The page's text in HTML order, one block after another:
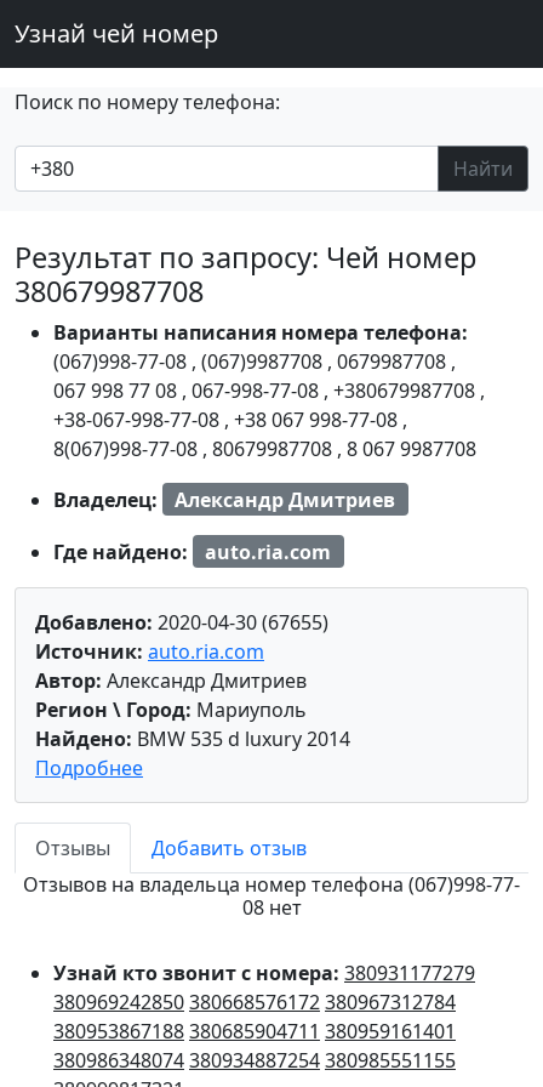
Узнай чей номер
Поиск по номеру телефона:
Найти
Результат по запросу: Чей номер
380679987708
Варианты написания номера телефона:
(067)998-77-08 , (067)9987708 , 0679987708 ,
067 998 77 08 , 067-998-77-08 , +380679987708 ,
+38-067-998-77-08 , +38 067 998-77-08 ,
8(067)998-77-08 , 80679987708 , 8 067 9987708
Владелец:
Александр Дмитриев
Где найдено:
auto.ria.com
Добавлено: 2020-04-30 (67655)
Источник: auto.ria.com
Автор: Александр Дмитриев
Регион \ Город: Мариуполь
Найдено: BMW 535 d luxury 2014
Подробнее
Отзывы
Добавить отзыв
Отзывов на владельца номер телефона (067)998-77-
08 нет
Узнай кто звонит с номера: 380931177279
380969242850380668576172380967312784
380953867188380685904711 380959161401
380986348074380934887254380985551155